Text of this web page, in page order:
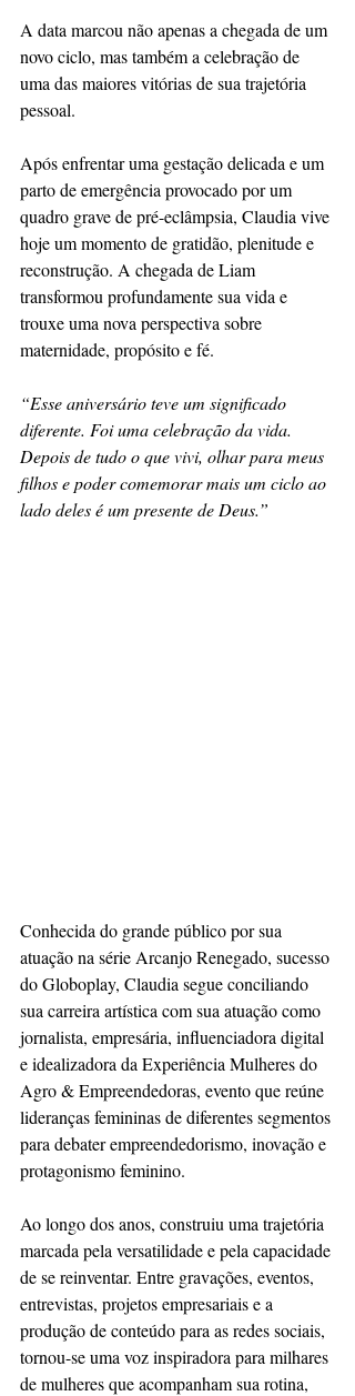
A data marcou não apenas a chegada de um
novo ciclo, mas também a celebração de
uma das maiores vitórias de sua trajetória
pessoal.
Após enfrentar uma gestação delicada e um
parto de emergência provocado por um
quadro grave de pré-eclâmpsia, Claudia vive
hoje um momento de gratidão, plenitude e
reconstrução. A chegada de Liam
transformou profundamente sua vida e
trouxe uma nova perspectiva sobre
maternidade, propósito e fé.
“Esse aniversário teve um significado
diferente. Foi uma celebração da vida.
Depois de tudo o que vivi, olhar para meus
filhos e poder comemorar mais um ciclo ao
lado deles é um presente de Deus.”
Conhecida do grande público por sua
atuação na série Arcanjo Renegado, sucesso
do Globoplay, Claudia segue conciliando
sua carreira artística com sua atuação como
jornalista, empresária, influenciadora digital
e idealizadora da Experiência Mulheres do
Agro & Empreendedoras, evento que reúne
lideranças femininas de diferentes segmentos
para debater empreendedorismo, inovação e
protagonismo feminino.
Ao longo dos anos, construiu uma trajetória
marcada pela versatilidade e pela capacidade
de se reinventar. Entre gravações, eventos,
entrevistas, projetos empresariais e a
produção de conteúdo para as redes sociais,
tornou-se uma voz inspiradora para milhares
de mulheres que acompanham sua rotina,